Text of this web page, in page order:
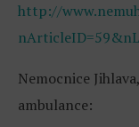
http://
Nemocnice
ambulance: